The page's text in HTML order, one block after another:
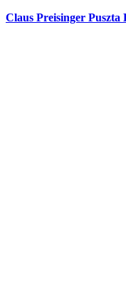
Claus Preisinger Puszta